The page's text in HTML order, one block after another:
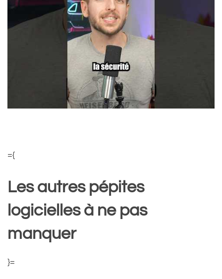
={
Les autres pépites
logicielles à ne pas
manquer
}=